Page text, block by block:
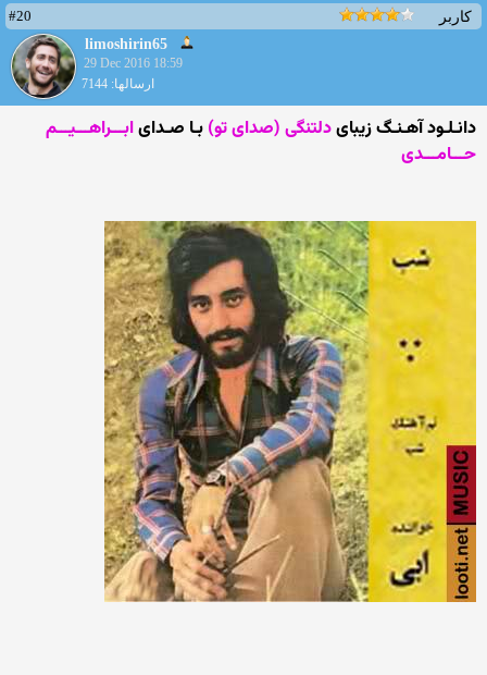
کاربر
#20
limoshirin65
29 Dec 2016 18:59
ارسالها: 7144
دانـلـود آهـنـگ زیبایدلتنگی (صدای تو) بـا صـدایابـــراهـــیـــم
حـــامـــدی